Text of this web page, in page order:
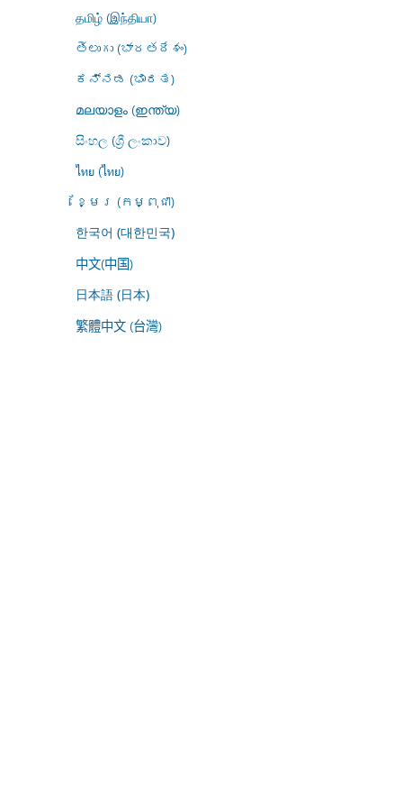
தமிழ் (இந்தியா)
తెలుగు (భారతదేశం)
ಕನ್ನಡ (ಭಾರತ)
മലയാളം (ഇന്ത്യ)
සිංහල (ශ්‍රී ලංකාව)
ไทย (ไทย)
ខ្មែរ (កម្ពុជា)
한국어 (대한민국)
中文(中国)
日本語 (日本)
繁體中文 (台灣)